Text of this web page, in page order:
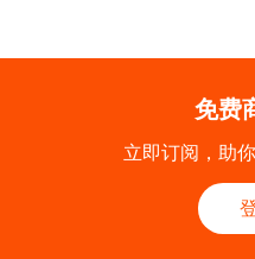
SEP
运输物流学会国
「香港好物节 (
免费
立即订阅，助